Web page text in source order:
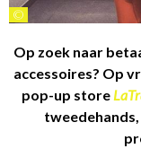
©
Op zoek naar
accessoires? Op
pop-up store